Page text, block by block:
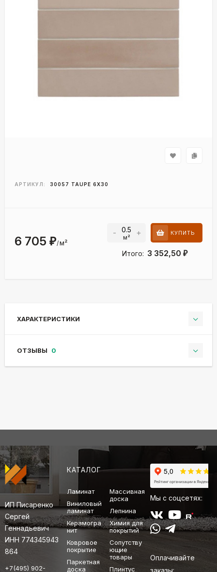
АРТИКУЛ: 30057 TAUPE 6Х30
6 705 ₽/м²
- м² + КУПИТЬ
Итого: 3 352,50 ₽
ХАРАКТЕРИСТИКИ
ОТЗЫВЫ 0
ИП Писаренко
Сергей
Геннадьевич
ИНН 774345943
864
+7(495) 902-
КАТАЛОГ
Ламинат
Виниловый
ламинат
Керамогра
нит
Ковровое
покрытие
Паркетная
доска
Массивная
доска
Лепнина
Химия для
покрытий
Сопутству
ющие
товары
Плинтус
Мы с соцсетях:
Оплачивайте
заказы: